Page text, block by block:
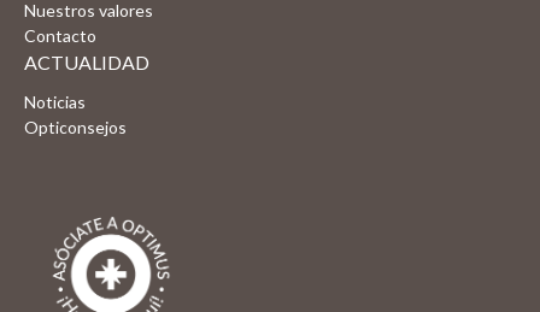
Nuestros valores
Contacto
ACTUALIDAD
Noticias
Opticonsejos